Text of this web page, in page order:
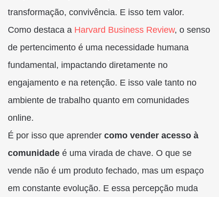
transformação, convivência. E isso tem valor.
Como destaca a Harvard Business Review, o senso
de pertencimento é uma necessidade humana
fundamental, impactando diretamente no
engajamento e na retenção. E isso vale tanto no
ambiente de trabalho quanto em comunidades
online.
É por isso que aprender como vender acesso à
comunidade é uma virada de chave. O que se
vende não é um produto fechado, mas um espaço
em constante evolução. E essa percepção muda